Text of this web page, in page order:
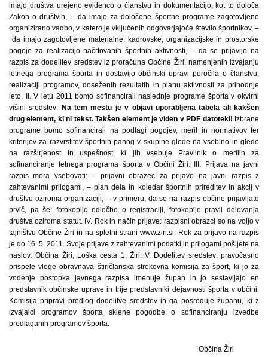
imajo društva urejeno evidenco o članstvu in dokumentacijo, kot to določa
Zakon o društvih, – da imajo za določene športne programe zagotovljeno
organizirano vadbo, v katero je vključenih odgovarjajoče število športnikov, –
da imajo zagotovljene materialne, kadrovske, organizacijske in prostorske
pogoje za realizacijo načrtovanih športnih aktivnosti, – da se prijavijo na
razpis za dodelitev sredstev iz proračuna Občine Žiri, namenjenih izvajanju
letnega programa športa in dostavijo občinski upravi poročila o članstvu,
realizaciji programov, doseženih rezultatih in planu aktivnosti za prihodnje
leto. II. V letu 2011 bomo sofinancirali naslednje programe športa v okvirni
višini sredstev: Na tem mestu je v objavi uporabljena tabela ali kakšen
drug element, ki ni tekst. Takšen element je viden v PDF datoteki! Izbrane
programe bomo sofinancirali na podlagi pogojev, meril in normativov ter
kriterijev za razvrstitev športnih panog v skupine glede na vsebino in glede
na razširjenost in uspešnost, ki jih vsebuje Pravilnik o merilih za
sofinanciranje letnega programa športa v Občini Žiri. III. Prijava na javni
razpis mora vsebovati: – prijavni obrazec za prijavo na javni razpis z
zahtevanimi prilogami, – plan dela in koledar športnih prireditev in akcij v
društvu oziroma organizaciji, – v primeru, da se na razpis občine prijavljate
prvič, pa še: fotokopijo odločbe o registraciji, fotokopijo pravil delovanja
društva oziroma statut. IV. Rok in način prijave: razpisni obrazci so na voljo v
tajništvu Občine Žiri in na spletni strani www.ziri.si. Rok za prijavo na razpis
je do 16. 5. 2011. Svoje prijave z zahtevanimi podatki in prilogami pošljete na
naslov: Občina Žiri, Loška cesta 1, Žiri. V. Dodelitev sredstev: pravočasno
prispele vloge obravnava štiričlanska strokovna komisija za šport, ki jo za
vodenje postopka javnega razpisa imenuje župan in jo sestavljajo en
predstavnik občinske uprave in trije predstavniki dejavnosti športa v občini.
Komisija pripravi predlog dodelitve sredstev in ga posreduje županu, ki z
izvajalci programov športa sklene pogodbe o sofinanciranju izvedbe
predlaganih programov športa.
Občina Žiri